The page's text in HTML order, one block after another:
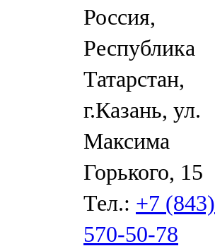
Россия,
Республика
Татарстан,
г.Казань, ул.
Максима
Горького, 15
Тел.: +7 (843)
570-50-78